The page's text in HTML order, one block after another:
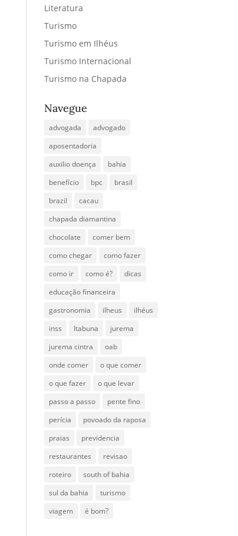
Literatura
Turismo
Turismo em Ilhéus
Turismo Internacional
Turismo na Chapada
Navegue
advogada
advogado
aposentadoria
auxilio doença
bahia
benefício
bpc
brasil
brazil
cacau
chapada diamantina
chocolate
comer bem
como chegar
como fazer
como ir
como é?
dicas
educação financeira
gastronomia
ilheus
ilhéus
inss
Itabuna
jurema
jurema cintra
oab
onde comer
o que comer
o que fazer
o que levar
passo a passo
pente fino
perícia
povoado da raposa
praias
previdencia
restaurantes
revisao
roteiro
south of bahia
sul da bahia
turismo
viagem
é bom?